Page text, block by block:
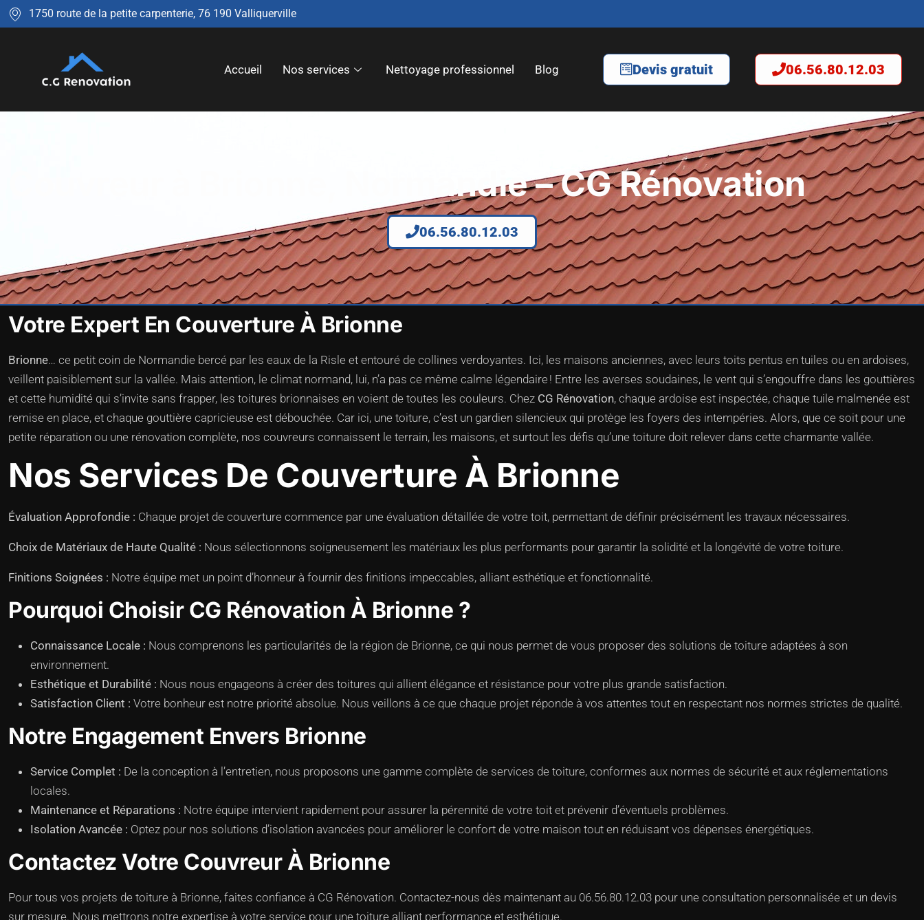
1750 route de la petite carpenterie, 76 190 Valliquerville
Accueil Nos services Nettoyage professionnel Blog Devis gratuit 06.56.80.12.03
Couvreur à Brionne, Normandie – CG Rénovation
06.56.80.12.03
Votre Expert En Couverture À Brionne
Brionne… ce petit coin de Normandie bercé par les eaux de la Risle et entouré de collines verdoyantes. Ici, les maisons anciennes, avec leurs toits pentus en tuiles ou en ardoises,
veillent paisiblement sur la vallée. Mais attention, le climat normand, lui, n’a pas ce même calme légendaire ! Entre les averses soudaines, le vent qui s’engouffre dans les gouttières
et cette humidité qui s’invite sans frapper, les toitures brionnaises en voient de toutes les couleurs. Chez CG Rénovation, chaque ardoise est inspectée, chaque tuile malmenée est
remise en place, et chaque gouttière capricieuse est débouchée. Car ici, une toiture, c’est un gardien silencieux qui protège les foyers des intempéries. Alors, que ce soit pour une
petite réparation ou une rénovation complète, nos couvreurs connaissent le terrain, les maisons, et surtout les défis qu’une toiture doit relever dans cette charmante vallée.
Nos Services De Couverture À Brionne
Évaluation Approfondie : Chaque projet de couverture commence par une évaluation détaillée de votre toit, permettant de définir précisément les travaux nécessaires.
Choix de Matériaux de Haute Qualité : Nous sélectionnons soigneusement les matériaux les plus performants pour garantir la solidité et la longévité de votre toiture.
Finitions Soignées : Notre équipe met un point d’honneur à fournir des finitions impeccables, alliant esthétique et fonctionnalité.
Pourquoi Choisir CG Rénovation À Brionne ?
Connaissance Locale : Nous comprenons les particularités de la région de Brionne, ce qui nous permet de vous proposer des solutions de toiture adaptées à son
environnement.
Esthétique et Durabilité : Nous nous engageons à créer des toitures qui allient élégance et résistance pour votre plus grande satisfaction.
Satisfaction Client : Votre bonheur est notre priorité absolue. Nous veillons à ce que chaque projet réponde à vos attentes tout en respectant nos normes strictes de qualité.
Notre Engagement Envers Brionne
Service Complet : De la conception à l’entretien, nous proposons une gamme complète de services de toiture, conformes aux normes de sécurité et aux réglementations
locales.
Maintenance et Réparations : Notre équipe intervient rapidement pour assurer la pérennité de votre toit et prévenir d’éventuels problèmes.
Isolation Avancée : Optez pour nos solutions d’isolation avancées pour améliorer le confort de votre maison tout en réduisant vos dépenses énergétiques.
Contactez Votre Couvreur À Brionne
Pour tous vos projets de toiture à Brionne, faites confiance à CG Rénovation. Contactez-nous dès maintenant au 06.56.80.12.03 pour une consultation personnalisée et un devis
sur mesure. Nous mettrons notre expertise à votre service pour une toiture alliant performance et esthétique.